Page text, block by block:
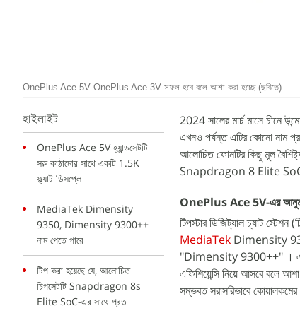
OnePlus Ace 5V OnePlus Ace 3V সফল হবে বলে আশা করা হচ্ছে (ছবিতে)
হাইলাইট
OnePlus Ace 5V হ্যান্ডসেটটি
সরু কাঠামোর সাথে একটি 1.5K
ফ্ল্যাট ডিসপ্লে
MediaTek Dimensity
9350, Dimensity 9300++
নাম পেতে পারে
টিপ করা হয়েছে যে, আলোচিত
চিপসেটটি Snapdragon 8s
Elite SoC-এর সাথে প্রত
2024 সালের মার্চ মাসে
এখনও পর্যন্ত এটির কোনো নাম
আলোচিত ফোনটির কিছু মূল
Snapdragon 8 Elite SoC-এর
OnePlus Ace 5V-এর
টিপস্টার ডিজিট্যাল চ্যাট
MediaTek Dimensity
"Dimensity 9300++" । এটি
এফিশিয়েন্সি নিয়ে আসবে
সম্ভবত সরাসরিভাবে